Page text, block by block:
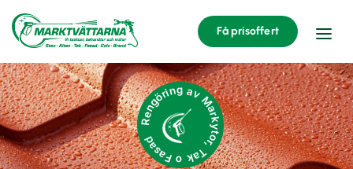
Få prisoffert
Rengöring av Markytor, Tak o Fasad